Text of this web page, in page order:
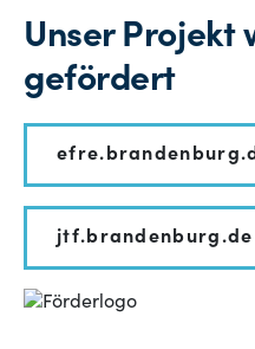
Unser Projekt
gefördert
jtf.brandenburg.de